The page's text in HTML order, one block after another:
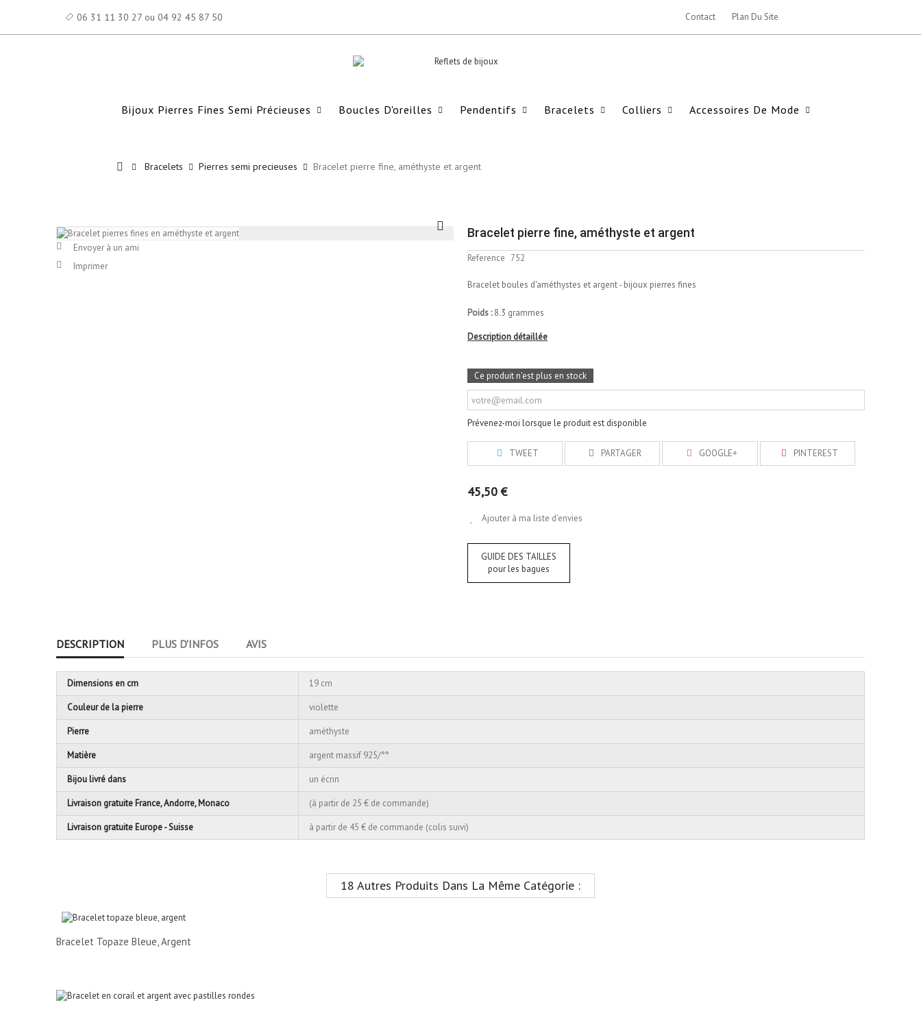
06 31 11 30 27 ou 04 92 45 87 50 Contact Plan Du Site
Bijoux Pierres Fines Semi Précieuses Boucles D'oreilles Pendentifs Bracelets Colliers Accessoires De Mode
Bracelets Pierres semi precieuses Bracelet pierre fine, améthyste et argent
Envoyer à un ami
Imprimer
Bracelet pierre fine, améthyste et argent
Reference 752
Bracelet boules d'améthystes et argent - bijoux pierres fines
Poids :8.3 grammes
Description détaillée
Ce produit n'est plus en stock
Prévenez-moi lorsque le produit est disponible
TWEET PARTAGER GOOGLE+ PINTEREST
45,50 €
Ajouter à ma liste d'envies
GUIDE DES TAILLES
pour les bagues
DESCRIPTION PLUS D'INFOS AVIS
Dimensions en cm 19 cm
Couleur de la pierre violette
Pierre améthyste
Matière argent massif 925/°°
Bijou livré dans un écrin
Livraison gratuite France, Andorre, Monaco (à partir de 25 € de commande)
Livraison gratuite Europe - Suisse à partir de 45 € de commande (colis suivi)
18 Autres Produits Dans La Même Catégorie :
Bracelet Topaze Bleue, Argent